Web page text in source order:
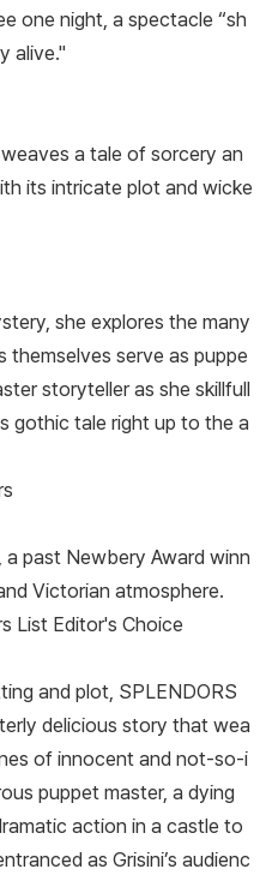
one night, a spectacle “sh
alive."
a tale of sorcery an
its intricate plot and wicke
she explores the many
serve as puppe
storyteller as she skillfull
gothic tale right up to the a
past Newbery Award winn
Victorian atmosphere.
List Editor's Choice
and plot, SPLENDORS
delicious story that wea
of innocent and not-so-i
puppet master, a dying
action in a castle to
as Grisini’s audienc